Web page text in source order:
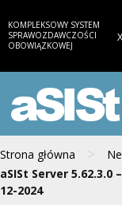
KOMPLEKSOWY SYSTEM
SPRAWOZDAWCZOŚCI
OBOWIĄZKOWEJ
aSISt
Strona główna >
aSISt Server
12-2024